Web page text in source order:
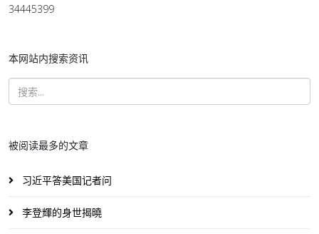
34445399
本网站内搜索资讯
被阅读最多的文章
习近平答美国记者问
李登輝的身世揭曉